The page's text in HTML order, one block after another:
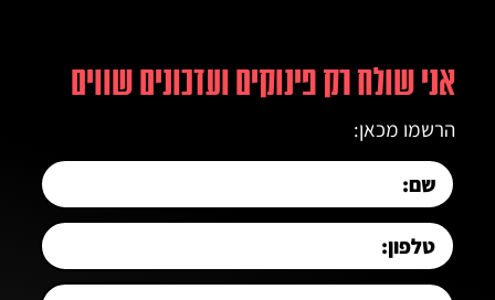
אני שולח רק פינוקים ועדכונים שווים
הרשמו מכאן: